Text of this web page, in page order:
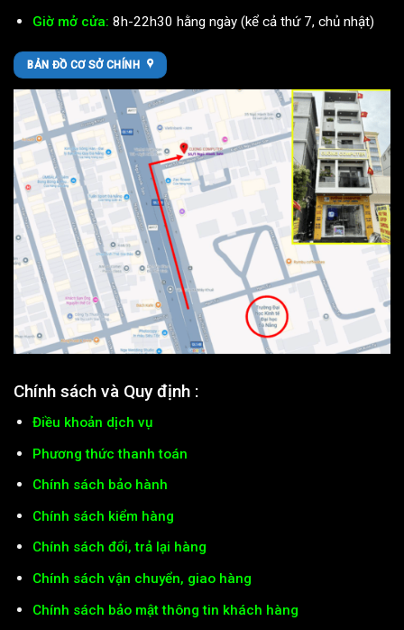
Giờ mở cửa: 8h-22h30 hằng ngày (kể cả thứ 7, chủ nhật)
BẢN ĐỒ CƠ SỞ CHÍNH
Chính sách và Quy định :
Điều khoản dịch vụ
Phương thức thanh toán
Chính sách bảo hành
Chính sách kiểm hàng
Chính sách đổi, trả lại hàng
Chính sách vận chuyển, giao hàng
Chính sách bảo mật thông tin khách hàng